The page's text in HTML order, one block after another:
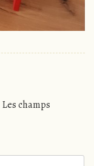
Les champs